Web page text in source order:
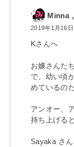
Minna
2019年1月16
Kさんへ
お嬢さんた
で、幼い頃
めているの
アンオー、
持ち上げる
Sayaka さ